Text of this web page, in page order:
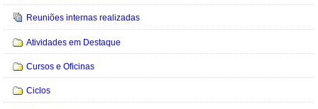
Reuniões internas realizadas
Atividades em Destaque
Cursos e Oficinas
Ciclos